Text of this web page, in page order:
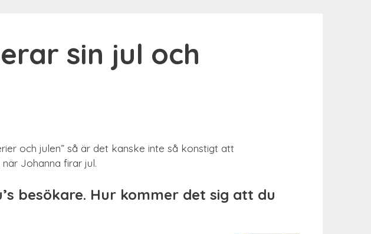
sin jul och
och julen” så är det kanske inte så konstigt att
Johanna firar jul.
besökare. Hur kommer det sig att du